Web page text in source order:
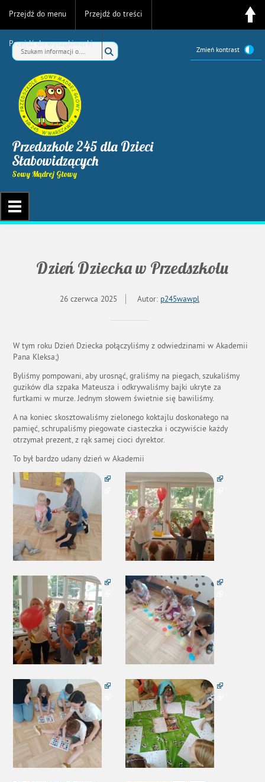
Przejdź do menu Przejdź do treści
Przejdź do wyszukiwarki
Zmień kontrast
Przedszkole 245 dla Dzieci
Słabowidzących
Sowy Mądrej Głowy
Dzień Dziecka w Przedszkolu
26 czerwca 2025 Autor: p245wawpl
W tym roku Dzień Dziecka połączyliśmy z odwiedzinami w Akademii
Pana Kleksa;)
Byliśmy pompowani, aby urosnąć, graliśmy na piegach, szukaliśmy
guzików dla szpaka Mateusza i odkrywaliśmy bajki ukryte za
furtkami w murze. Jednym słowem świetnie się bawiliśmy.
A na koniec skosztowaliśmy zielonego koktajlu doskonałego na
pamięć, schrupaliśmy piegowate ciasteczka i oczywiście każdy
otrzymał prezent, z rąk samej cioci dyrektor.
To był bardzo udany dzień w Akademii